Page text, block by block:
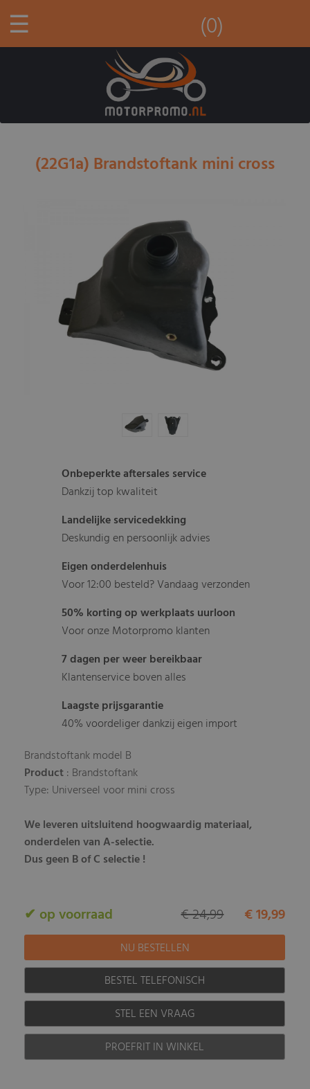
☰ (0)
(22G1a) Brandstoftank mini cross
Onbeperkte aftersales service
Dankzij top kwaliteit
Landelijke servicedekking
Deskundig en persoonlijk advies
Eigen onderdelenhuis
Voor 12:00 besteld? Vandaag verzonden
50% korting op werkplaats uurloon
Voor onze Motorpromo klanten
7 dagen per weer bereikbaar
Klantenservice boven alles
Laagste prijsgarantie
40% voordeliger dankzij eigen import
Brandstoftank model B
Product: Brandstoftank
Type: Universeel voor mini cross
We leveren uitsluitend hoogwaardig materiaal,
onderdelen van A-selectie.
Dus geen B of C selectie !
✔ op voorraad € 19,99
€ 24,99
BESTEL TELEFONISCH
STEL EEN VRAAG
PROEFRIT IN WINKEL